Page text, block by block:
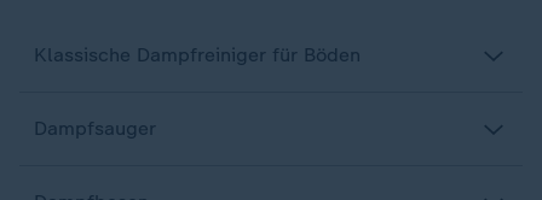
Klassische Dampfreiniger für Böden
Dampfsauger